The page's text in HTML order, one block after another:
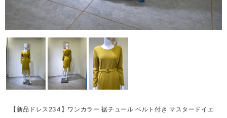
【新品ドレス234】ワンカラー 裾チュール ベルト付き マスタードイエ